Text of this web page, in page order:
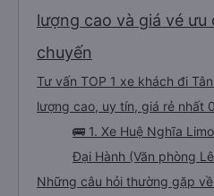
lượng cao và giá vé ưu
chuyến
Tư vấn TOP 1 xe khách đi
lượng cao, uy tín, giá rẻ nhất
🚌 1. Xe Huệ Nghĩa
Đại Hành (Văn phòng
Những câu hỏi thường gặp